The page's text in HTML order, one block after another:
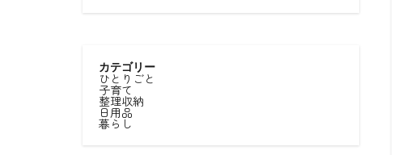
カテゴリー
ひとりごと
子育て
整理収納
日用品
暮らし